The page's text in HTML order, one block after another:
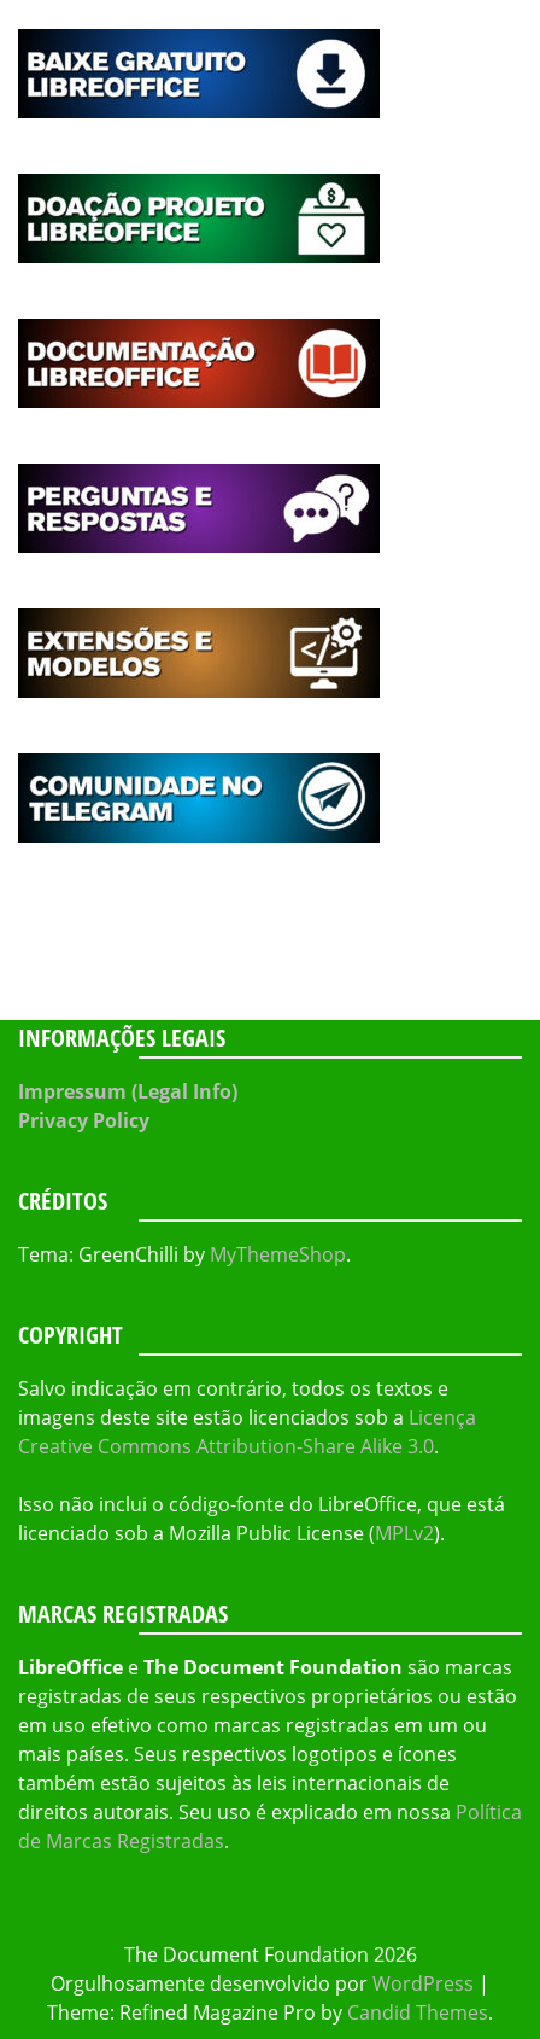
postagens
INFORMAÇÕES LEGAIS
Impressum (Legal Info)
Privacy Policy
CRÉDITOS
Tema: GreenChilli by MyThemeShop.
COPYRIGHT
Salvo indicação em contrário, todos os textos e
imagens deste site estão licenciados sob a Licença
Creative Commons Attribution-Share Alike 3.0.
Isso não inclui o código-fonte do LibreOffice, que está
licenciado sob a Mozilla Public License (MPLv2).
MARCAS REGISTRADAS
LibreOffice eThe Document Foundation são marcas
registradas de seus respectivos proprietários ou estão
em uso efetivo como marcas registradas em um ou
mais países. Seus respectivos logotipos e ícones
também estão sujeitos às leis internacionais de
direitos autorais. Seu uso é explicado em nossa Política
de Marcas Registradas.
The Document Foundation 2026
Orgulhosamente desenvolvido porWordPress |
Theme: Refined Magazine Pro by Candid Themes.